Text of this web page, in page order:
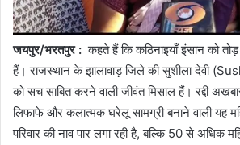
जयपुर/भरतपुर : कहते हैं कि कठिनाइयाँ इंसान को
हैं। राजस्थान के झालावाड़ जिले की सुशीला देवी
को सच साबित करने वाली जीवंत मिसाल हैं। रद्दी
लिफाफे और कलात्मक घरेलू सामग्री बनाने वाली
परिवार की नाव पार लगा रही है, बल्कि 50 से अधिक